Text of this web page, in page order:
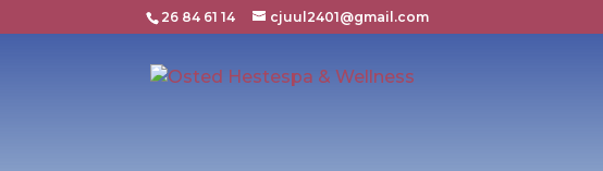
26 84 61 14 cjuul2401@gmail.com